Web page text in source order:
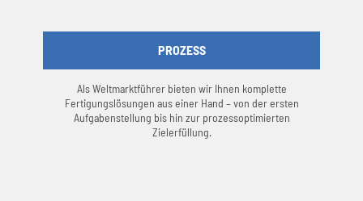
PROZESS
Als Weltmarktführer bieten wir Ihnen komplette
Fertigungslösungen aus einer Hand – von der ersten
Aufgabenstellung bis hin zur prozessoptimierten
Zielerfüllung.